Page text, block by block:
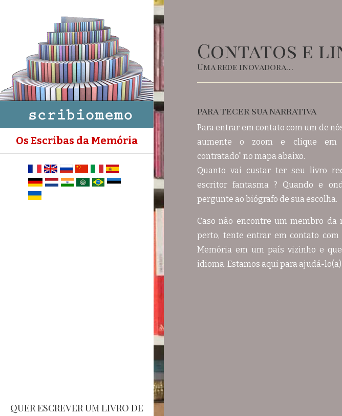
Os Escribas da Memória
QUER ESCREVER UM LIVRO DE
Contatos e
Uma rede inovadora…
para tecer sua narrativa
Para entrar em contato com um de
aumente o zoom e clique em
contratado” no mapa abaixo.
Quanto vai custar ter seu livro
escritor fantasma ? Quando e
pergunte ao biógrafo de sua escolha.
Caso não encontre um membro da
perto, tente entrar em contato com
Memória em um país vizinho e
idioma. Estamos aqui para ajudá-lo(a)